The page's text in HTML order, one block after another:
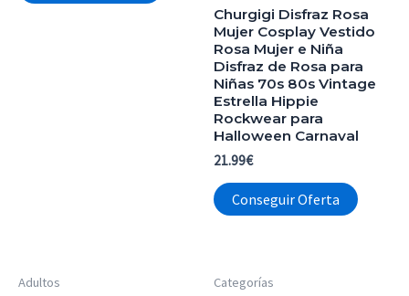
Churgigi Disfraz Rosa
Mujer Cosplay Vestido
Rosa Mujer e Niña
Disfraz de Rosa para
Niñas 70s 80s Vintage
Estrella Hippie
Rockwear para
Halloween Carnaval
21.99€
Conseguir Oferta
Adultos Categorías